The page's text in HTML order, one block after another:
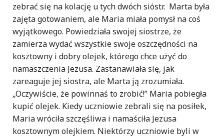
zebrać się na kolację u tych dwóch sióstr. Marta była
zajęta gotowaniem, ale Maria miała pomysł na coś
wyjątkowego. Powiedziała swojej siostrze, że
zamierza wydać wszystkie swoje oszczędności na
kosztowny i dobry olejek, którego chce użyć do
namaszczenia Jezusa. Zastanawiała się, jak
zareaguje jej siostra, ale Marta ją zrozumiała.
„Oczywiście, że powinnaś to zrobić!” Maria pobiegła
kupić olejek. Kiedy uczniowie zebrali się na posiłek,
Maria wróciła szczęśliwa i namaściła Jezusa
kosztownym olejkiem. Niektórzy uczniowie byli w